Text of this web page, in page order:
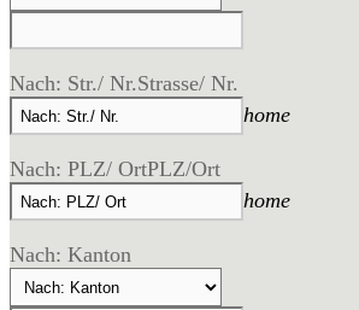
Nach: Str./ Nr.Strasse/ Nr.
home
Nach: PLZ/ OrtPLZ/Ort
home
Nach: Kanton